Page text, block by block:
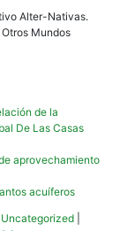
Alter-Nativas.
Mundos
de la
De Las Casas
aprovechamiento
acuíferos
Uncategorized